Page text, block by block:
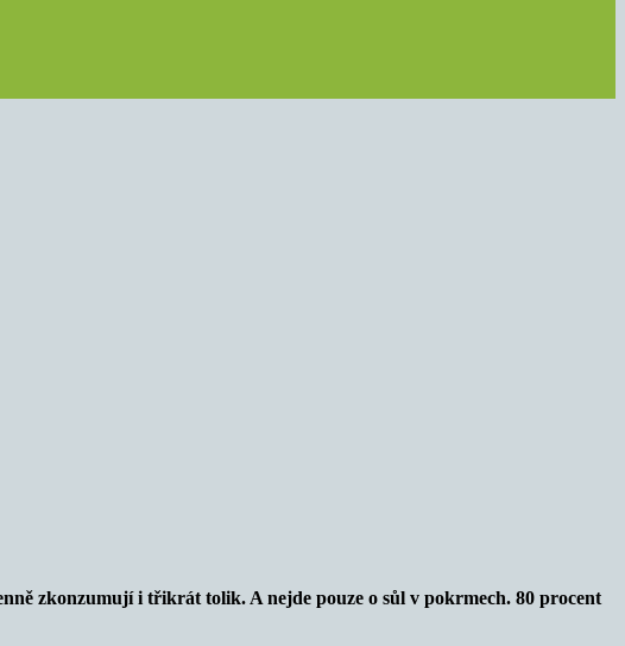
zkonzumují i třikrát tolik. A nejde pouze o sůl v pokrmech. 80 procent